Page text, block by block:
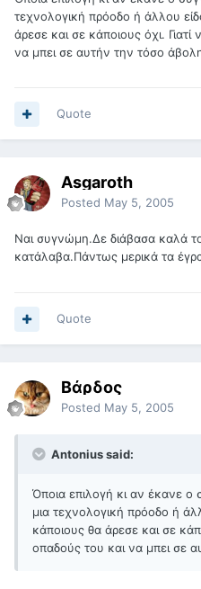
τεχνολογική πρόοδο ή άλλου
άρεσε και σε κάποιους όχι.
να μπει σε αυτήν την τόσο
Quote
Asgaroth
Posted May 5, 2005
Ναι συγνώμη.Δε διάβασα καλά
κατάλαβα.Πάντως μερικά τα
Quote
Βάρδος
Posted May 5, 2005
Antonius said:
Όποια επιλογή κι αν έκανε ο
μια τεχνολογική πρόοδο ή
κάποιους θα άρεσε και σε
οπαδούς του και να μπει σε